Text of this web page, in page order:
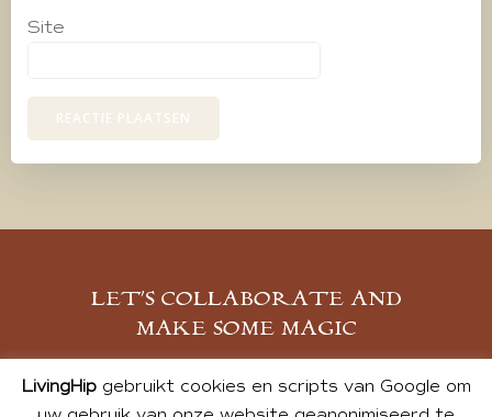
Site
LET’S COLLABORATE AND
MAKE SOME MAGIC
MELD JE AAN
LivingHipgebruikt cookies en scripts van Google om